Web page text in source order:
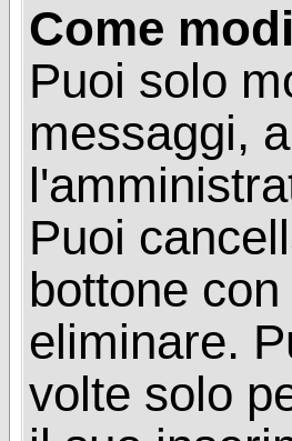
Come
Puoi solo
messaggi,
Puoi
bottone
eliminare.
volte solo